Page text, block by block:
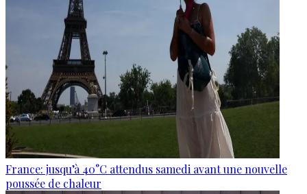
France: jusqu’à 40°C attendus samedi avant une nouvelle
poussée de chaleur